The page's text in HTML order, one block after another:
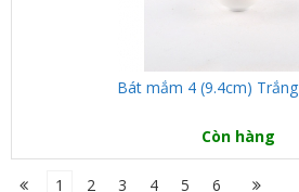
Bát mắm 4 (9.4cm)
Còn hàng
1 2 3 4 5 6